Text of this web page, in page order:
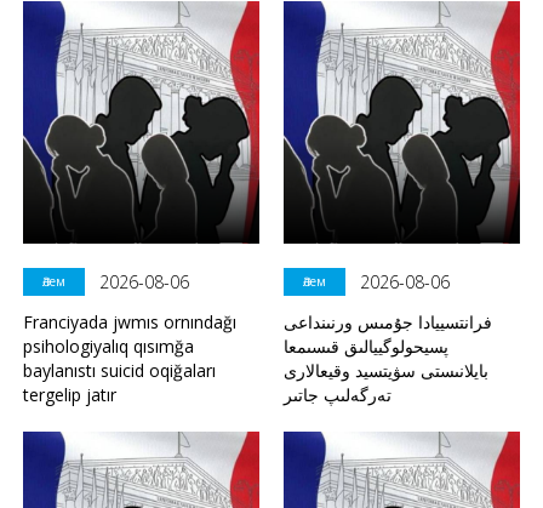
Әлем
2026-08-06
Franciyada jwmıs ornındağı
psihologiyalıq qısımğa
baylanıstı suicid oqiğaları
tergelip jatır
Әлем
2026-08-06
فرانتسييادا جۇمىس ورنىنداعى
پسيحولوگييالىق قىسىمعا
بايلانىستى سۋيتسيد وقيعالارى
تەرگەلىپ جاتىر